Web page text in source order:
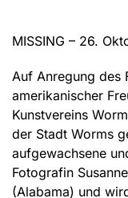
MISSING – 26.
Auf Anregung des
amerikanischer
Kunstvereins
der Stadt Worms
aufgewachsene
Fotografin
(Alabama) und